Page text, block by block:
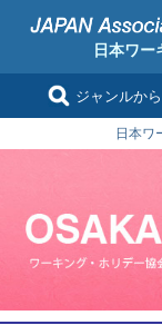
日本ワ
ジャンルか
日本ワ